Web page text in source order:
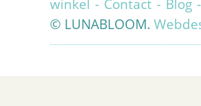
winkel - Contact - Blog
© LUNABLOOM.